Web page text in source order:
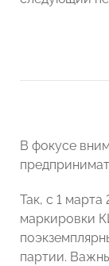
В фокусе
Так, с 1
маркировки
партии.